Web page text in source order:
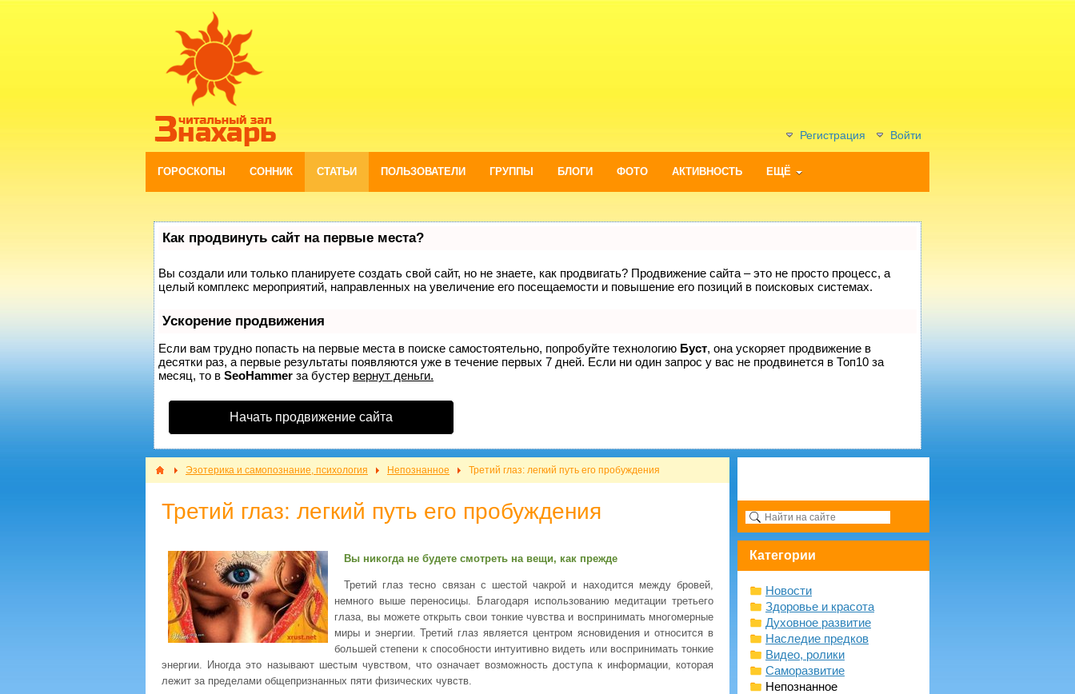
Регистрация Войти
ГОРОСКОПЫ СОННИК СТАТЬИ ПОЛЬЗОВАТЕЛИ ГРУППЫ БЛОГИ ФОТО АКТИВНОСТЬ ЕЩЁ
Как продвинуть сайт на первые места?
Вы создали или только планируете создать свой сайт, но не знаете, как продвигать? Продвижение сайта – это не просто процесс, а
целый комплекс мероприятий, направленных на увеличение его посещаемости и повышение его позиций в поисковых системах.
Ускорение продвижения
Если вам трудно попасть на первые места в поиске самостоятельно, попробуйте технологию Буст, она ускоряет продвижение в
десятки раз, а первые результаты появляются уже в течение первых 7 дней. Если ни один запрос у вас не продвинется в Топ10 за
месяц, то в SeoHammer за бустер вернут деньги.
Начать продвижение сайта
Эзотерика и самопознание, психология Непознанное Третий глаз: легкий путь его пробуждения
Третий глаз: легкий путь его пробуждения
Вы никогда не будете смотреть на вещи, как прежде
Третий глаз тесно связан с шестой чакрой и находится между бровей,
немного выше переносицы. Благодаря использованию медитации третьего
глаза, вы можете открыть свои тонкие чувства и воспринимать многомерные
миры и энергии. Третий глаз является центром ясновидения и относится в
большей степени к способности интуитивно видеть или воспринимать тонкие
энергии. Иногда это называют шестым чувством, что означает возможность доступа к информации, которая
лежит за пределами общепризнанных пяти физических чувств.
Категории
Новости
Здоровье и красота
Духовное развитие
Наследие предков
Видео, ролики
Саморазвитие
Непознанное